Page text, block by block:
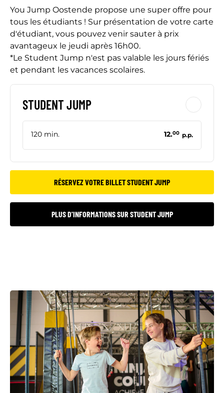
You Jump Oostende propose une super offre pour
tous les étudiants ! Sur présentation de votre carte
d'étudiant, vous pouvez venir sauter à prix
avantageux le jeudi après 16h00.
*Le Student Jump n'est pas valable les jours fériés
et pendant les vacances scolaires.
STUDENT JUMP
120 min. 12.00 p.p.
RÉSERVEZ VOTRE BILLET STUDENT JUMP
PLUS D'INFORMATIONS SUR STUDENT JUMP